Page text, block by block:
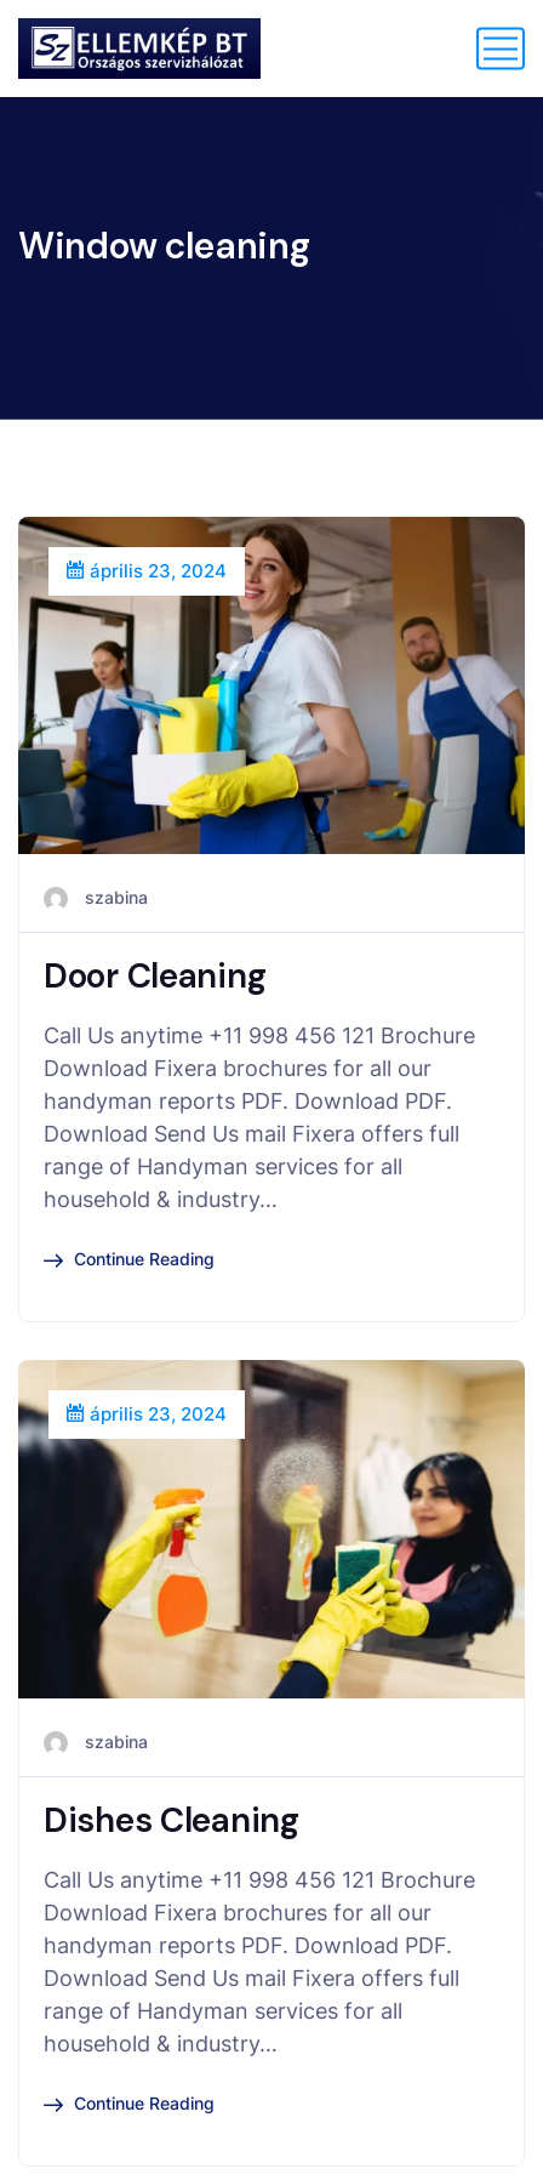
Window cleaning
április 23, 2024
szabina
Door Cleaning
Call Us anytime +11 998 456 121 Brochure
Download Fixera brochures for all our
handyman reports PDF. Download PDF.
Download Send Us mail Fixera offers full
range of Handyman services for all
household & industry…
Continue Reading
április 23, 2024
szabina
Dishes Cleaning
Call Us anytime +11 998 456 121 Brochure
Download Fixera brochures for all our
handyman reports PDF. Download PDF.
Download Send Us mail Fixera offers full
range of Handyman services for all
household & industry…
Continue Reading